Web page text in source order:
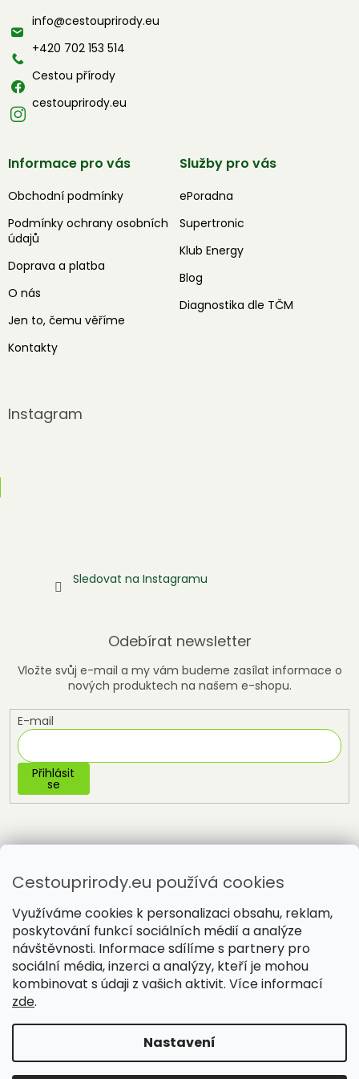
Cestouprirody.eu používá cookies
Využíváme cookies k personalizaci obsahu, reklam,
poskytování funkcí sociálních médií a analýze
návštěvnosti. Informace sdílíme s partnery pro
sociální média, inzerci a analýzy, kteří je mohou
kombinovat s údaji z vašich aktivit. Více informací
zde.
Nastavení
t info@cestouprirody.eu
+420 702 153 514
Cestou přírody
cestouprirody.eu
Informace pro vás
Obchodní podmínky
Podmínky ochrany osobních
údajů
Doprava a platba
O nás
Jen to, čemu věříme
Kontakty
Služby pro vás
ePoradna
Supertronic
Klub Energy
Blog
Diagnostika dle TČM
Instagram
Sledovat na Instagramu
Odebírat newsletter
Vložte svůj e-mail a my vám budeme zasílat informace o
nových produktech na našem e-shopu.
E-mail
Přihlásit
se
Vytvořil Shoptet
Copyright 2026